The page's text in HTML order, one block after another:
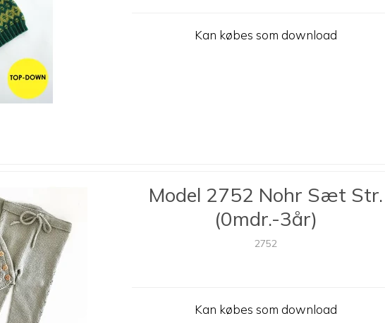
Kan købes som download
Model 2752 Nohr Sæt Str.
(0mdr.-3år)
2752
Kan købes som download